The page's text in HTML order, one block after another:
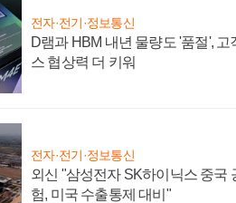
전자·전기·정보통신
D램과 HBM 내년 물량도 '품절',
스 협상력 더 키워
전자·전기·정보통신
외신 "삼성전자 SK하이닉스 중국
험, 미국 수출통제 대비"